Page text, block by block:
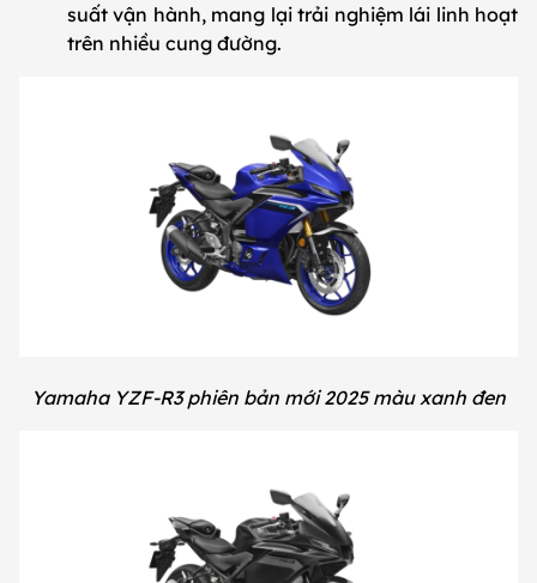
suất vận hành, mang lại trải nghiệm lái linh hoạt
trên nhiều cung đường.
Yamaha YZF-R3 phiên bản mới 2025 màu xanh đen